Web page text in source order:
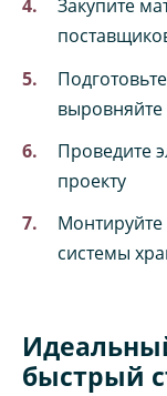
Закупите
выровняйте
Проведите
проекту
системы
быстрый